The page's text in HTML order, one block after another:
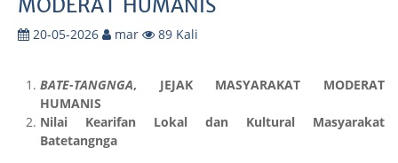
MODERAT HUMANIS
20-05-2026 mar 89 Kali
BATE-TANGNGA, JEJAK MASYARAKAT MODERAT
HUMANIS
Nilai Kearifan Lokal dan Kultural Masyarakat
Batetangnga